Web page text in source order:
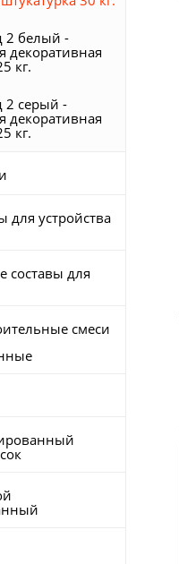
2 белый -
декоративная
кг.
2 серый -
декоративная
кг.
для устройства
составы для
смеси